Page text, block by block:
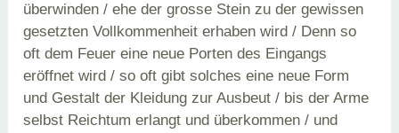
überwinden / ehe der grosse Stein zu der gewissen
gesetzten Vollkommenheit erhaben wird / Denn so
oft dem Feuer eine neue Porten des Eingangs
eröffnet wird / so oft gibt solches eine neue Form
und Gestalt der Kleidung zur Ausbeut / bis der Arme
selbst Reichtum erlangt und überkommen / und